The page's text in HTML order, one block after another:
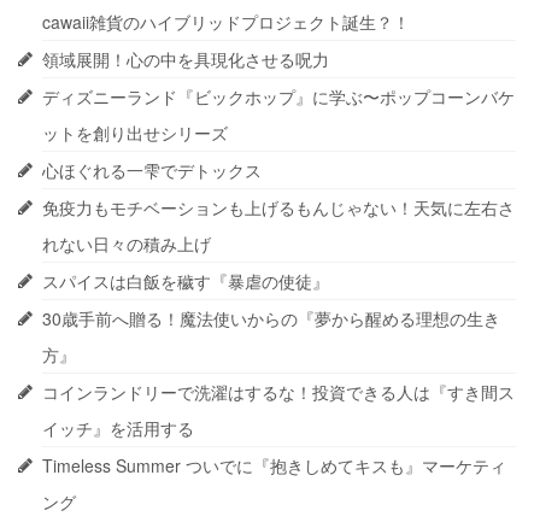
cawaii雑貨のハイブリッドプロジェクト誕生？！
領域展開！心の中を具現化させる呪力
ディズニーランド『ビックホップ』に学ぶ〜ポップコーンバケ
ットを創り出せシリーズ
心ほぐれる一雫でデトックス
免疫力もモチベーションも上げるもんじゃない！天気に左右さ
れない日々の積み上げ
スパイスは白飯を穢す『暴虐の使徒』
30歳手前へ贈る！魔法使いからの『夢から醒める理想の生き
方』
コインランドリーで洗濯はするな！投資できる人は『すき間ス
イッチ』を活用する
Timeless Summer ついでに『抱きしめてキスも』マーケティ
ング